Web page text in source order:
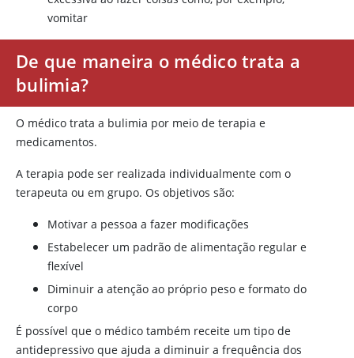
vomitar
De que maneira o médico trata a
bulimia?
O médico trata a bulimia por meio de terapia e
medicamentos.
A terapia pode ser realizada individualmente com o
terapeuta ou em grupo. Os objetivos são:
Motivar a pessoa a fazer modificações
Estabelecer um padrão de alimentação regular e
flexível
Diminuir a atenção ao próprio peso e formato do
corpo
É possível que o médico também receite um tipo de
antidepressivo que ajuda a diminuir a frequência dos